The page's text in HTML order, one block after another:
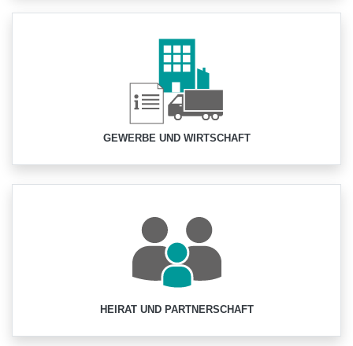
GEWERBE UND WIRTSCHAFT
HEIRAT UND PARTNERSCHAFT